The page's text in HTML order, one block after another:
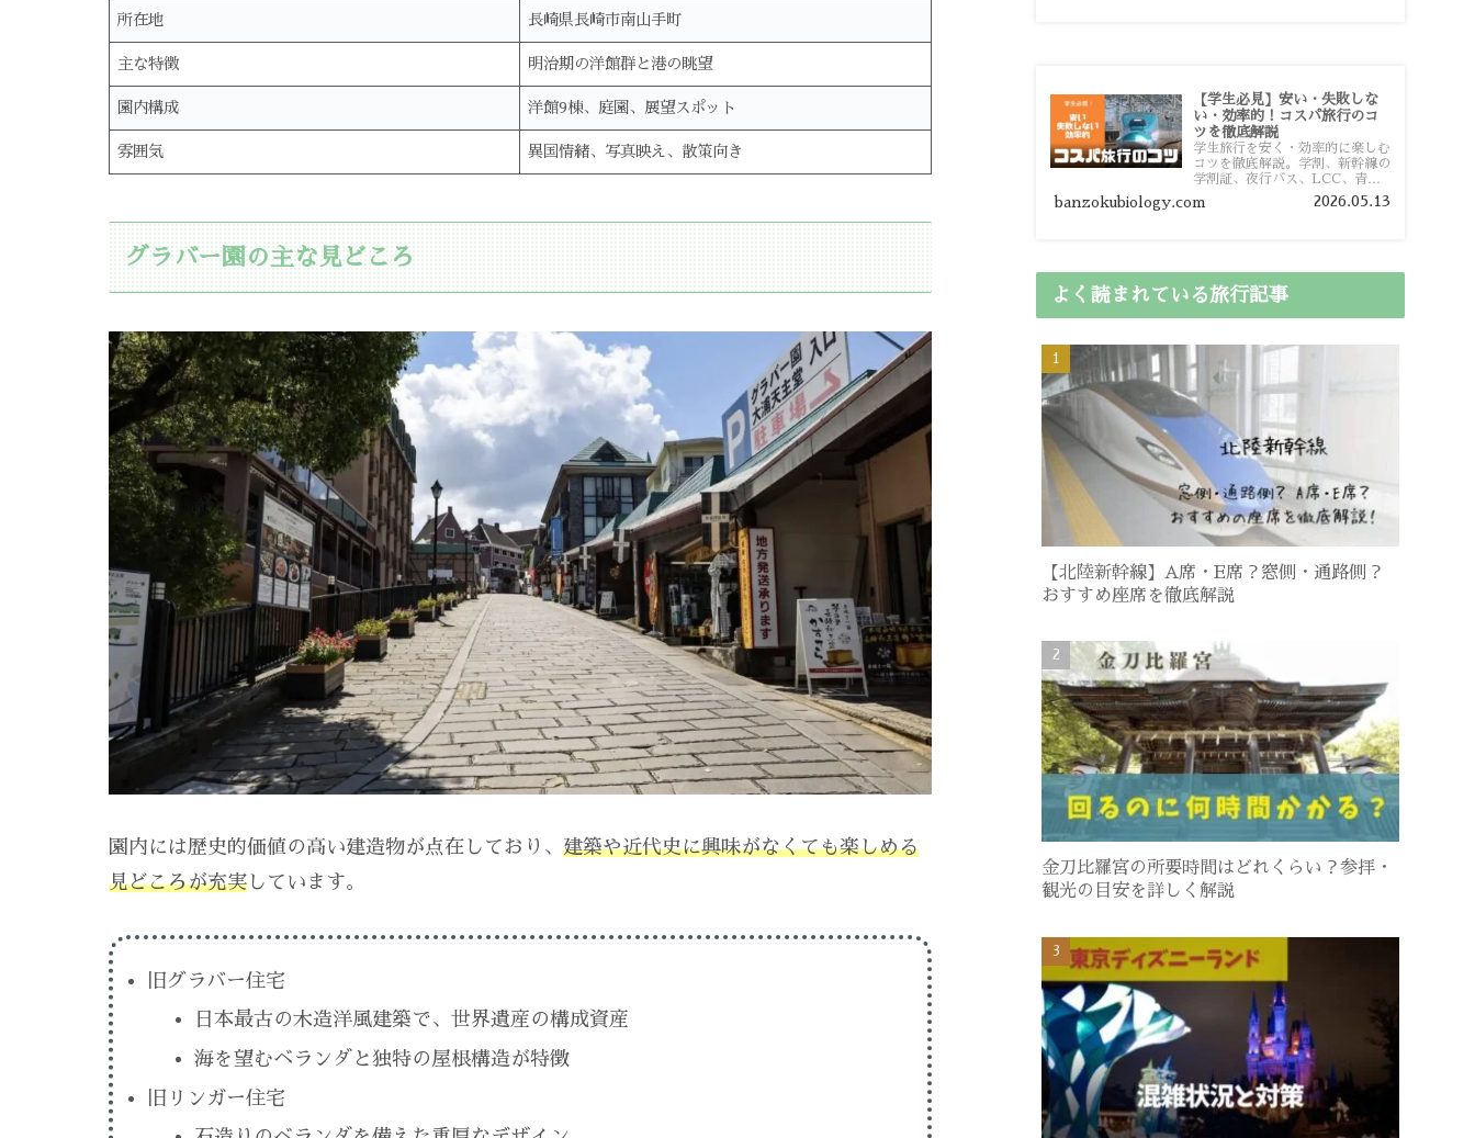
所在地 長崎県長崎市南山手町
主な特徴 明治期の洋館群と港の眺望
園内構成 洋館9棟、庭園、展望スポット
雰囲気 異国情緒、写真映え、散策向き
グラバー園の主な見どころ
園内には歴史的価値の高い建造物が点在しており、 建築や近代史に興味がなくても楽しめる
見どころが充実 しています。
旧グラバー住宅
日本最古の木造洋風建築で、世界遺産の構成資産
海を望むベランダと独特の屋根構造が特徴
旧リンガー住宅
【学生必見】安い・失敗しな
い・効率的！コスパ旅行のコ
ツを徹底解説
学生旅行を安く・効率的に楽しむ
コツを徹底解説。学割、新幹線の
学割証、夜行バス、LCC、青春
18きっぷ、レンタカー割り勘な
ど、学生向けの節約旅行術を詳し
banzokubiology.com 2026.05.13
よく読まれている旅行記事
【北陸新幹線】A席・E席？窓側・通路側？
おすすめ座席を徹底解説
金刀比羅宮の所要時間はどれくらい？参拝・
観光の目安を詳しく解説